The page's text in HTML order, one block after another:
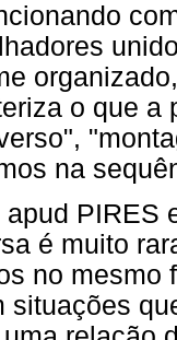
o que a
na
PIRES
é muito
no mesmo
situações